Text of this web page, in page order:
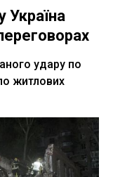
Україна
удару по
житлових